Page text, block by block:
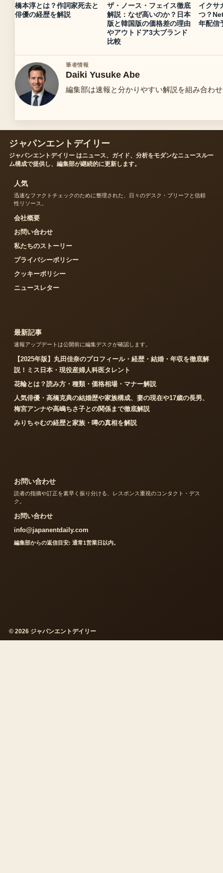
橋本淳とは？作詞家死去と
俳優の経歴を解説
ザ・ノース・フェイス徹底
解説：なぜ高いのか？日本
版と韓国版の価格差の理由
やアウトドア3大ブランド
比較
イクサ
つ？
年配信
筆者情報
Daiki Yusuke Abe
編集部は速報と分かりやすい解説を組み合わ
ジャパンエントデイリー
ジャパンエントデイリー はニュース、ガイド、分析をモダンなニュースルー
ム構成で提供し、編集部が継続的に更新します。
人気
迅速なファクトチェックのために整理された、日々のデスク・ブリーフと信頼
性リソース。
会社概要
お問い合わせ
私たちのストーリー
プライバシーポリシー
クッキーポリシー
ニュースレター
最新記事
速報アップデートは公開前に編集デスクが確認します。
【2025年版】丸田佳奈のプロフィール・経歴・結婚・年収を徹底解
説！ミス日本・現役産婦人科医タレント
花輪とは？読み方・種類・価格相場・マナー解説
人気俳優・高橋克典の結婚歴や家族構成、妻の現在や17歳の長男、
梅宮アンナや高嶋ちさ子との関係まで徹底解説
みりちゃむの経歴と家族・噂の真相を解説
お問い合わせ
読者の指摘や訂正を素早く振り分ける、レスポンス重視のコンタクト・デス
ク。
お問い合わせ
info@japanentdaily.com
編集部からの返信目安: 通常1営業日以内。
© 2026 ジャパンエントデイリー